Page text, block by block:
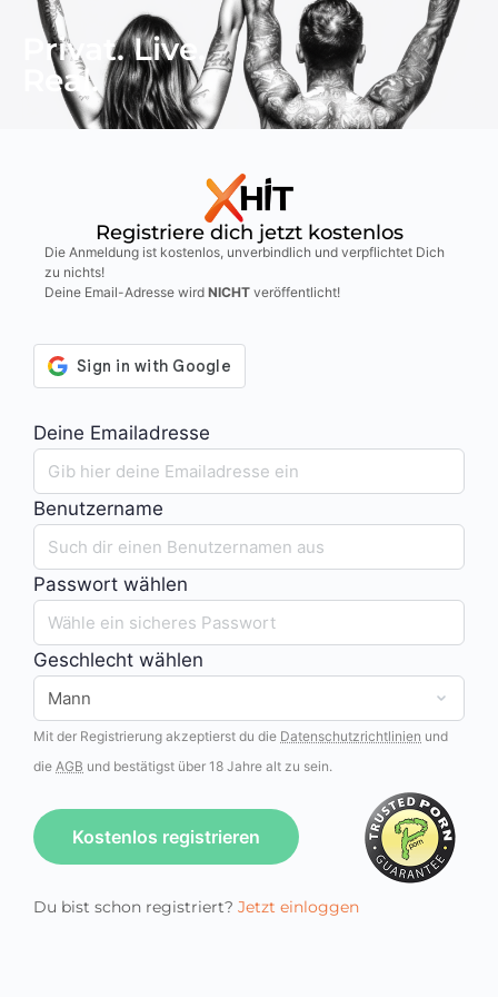
Privat. Live.
Real.
Registriere dich jetzt kostenlos
Die Anmeldung ist kostenlos, unverbindlich und verpflichtet Dich
zu nichts!
Deine Email-Adresse wird NICHT veröffentlicht!
Deine Emailadresse
Benutzername
Passwort wählen
Geschlecht wählen
Mit der Registrierung akzeptierst du die Datenschutzrichtlinien und
die AGB und bestätigst über 18 Jahre alt zu sein.
Kostenlos registrieren
Du bist schon registriert? Jetzt einloggen